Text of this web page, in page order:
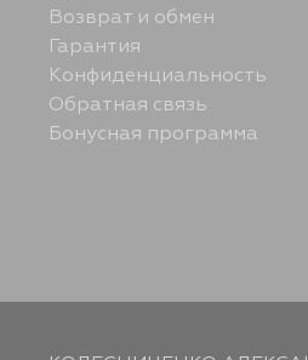
Возврат и обмен
Гарантия
Конфиденциальность
Обратная связь
Бонусная программа